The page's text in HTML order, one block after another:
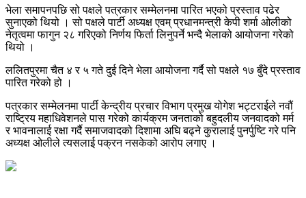
भेला समापनपछि सो पक्षले पत्रकार सम्मेलनमा पारित भएको प्रस्ताव पढेर
सुनाएको थियो । सो पक्षले पार्टी अध्यक्ष एवम् प्रधानमन्त्री केपी शर्मा ओलीको
नेतृत्वमा फागुन २८ गरिएको निर्णय फिर्ता लिनुपर्ने भन्दै भेलाको आयोजना गरेको
थियो ।
ललितपुरमा चैत ४ र ५ गते दुई दिने भेला आयोजना गर्दै सो पक्षले १७ बुँदे प्रस्ताव
पारित गरेको हो ।
पत्रकार सम्मेलनमा पार्टी केन्द्रीय प्रचार विभाग प्रमुख योगेश भट्टराईले नवौं
राष्ट्रिय महाधिवेशनले पास गरेको कार्यक्रम जनताको बहुदलीय जनवादको मर्म
र भावनालाई रक्षा गर्दै समाजवादको दिशामा अघि बढ्ने कुरालाई पुनर्पुष्टि गरे पनि
अध्यक्ष ओलीले त्यसलाई पक्रन नसकेको आरोप लगाए ।